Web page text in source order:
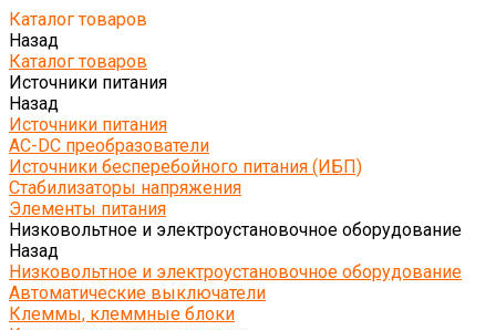
Каталог товаров
Назад
Каталог товаров
Источники питания
Назад
Источники питания
AC-DC преобразователи
Источники бесперебойного питания (ИБП)
Стабилизаторы напряжения
Элементы питания
Низковольтное и электроустановочное оборудование
Назад
Низковольтное и электроустановочное оборудование
Автоматические выключатели
Клеммы, клеммные блоки